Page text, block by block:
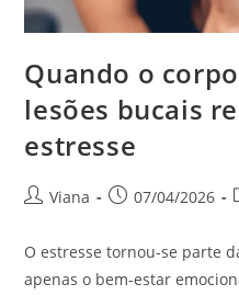
Quando o
lesões bucais
estresse
Viana 07/04/2026
O estresse tornou-se parte
apenas o bem-estar